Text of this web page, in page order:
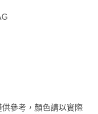
參考，顏色請以實際